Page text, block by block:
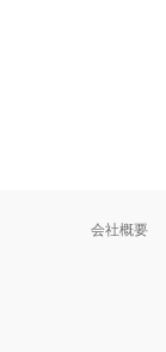
会社概要